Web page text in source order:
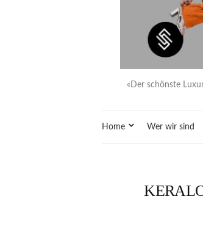
«Der schönste
Home Wer wir sind